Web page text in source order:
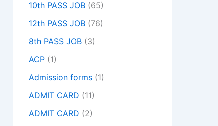
10th PASS JOB (65)
12th PASS JOB (76)
8th PASS JOB (3)
ACP (1)
Admission forms (1)
ADMIT CARD (11)
ADMIT CARD (2)